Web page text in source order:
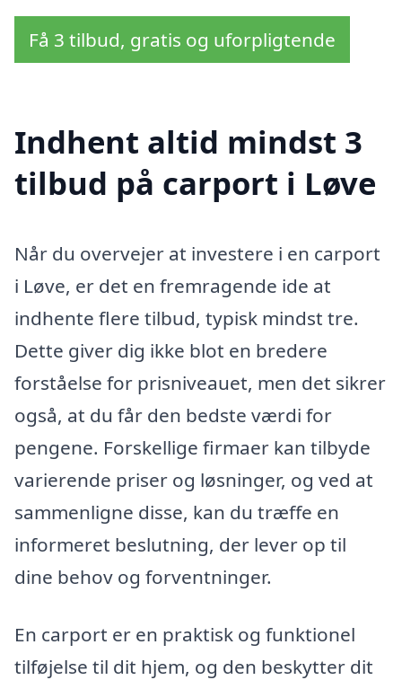
Få 3 tilbud, gratis og uforpligtende
Indhent altid mindst 3
tilbud på carport i Løve
Når du overvejer at investere i en carport
i Løve, er det en fremragende ide at
indhente flere tilbud, typisk mindst tre.
Dette giver dig ikke blot en bredere
forståelse for prisniveauet, men det sikrer
også, at du får den bedste værdi for
pengene. Forskellige firmaer kan tilbyde
varierende priser og løsninger, og ved at
sammenligne disse, kan du træffe en
informeret beslutning, der lever op til
dine behov og forventninger.
En carport er en praktisk og funktionel
tilføjelse til dit hjem, og den beskytter dit